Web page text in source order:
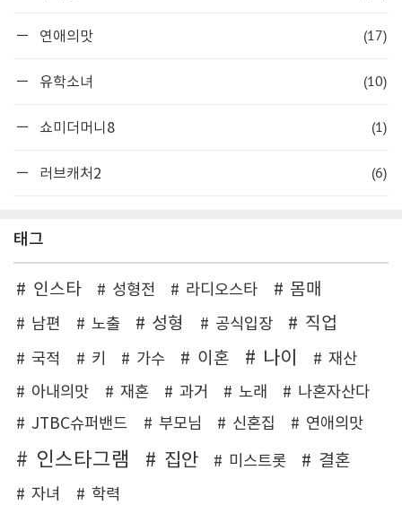
연애의맛 (17)
유학소녀 (10)
쇼미더머니8 (1)
러브캐처2 (6)
태그
인스타 성형전 라디오스타 몸매
남편 노출 성형 공식입장 직업
국적 키 가수 이혼 나이
재산
아내의맛
재혼 과거 노래
나혼자산다
JTBC슈퍼밴드
부모님 신혼집 연애의맛
인스타그램 집안 미스트롯 결혼
자녀 학력